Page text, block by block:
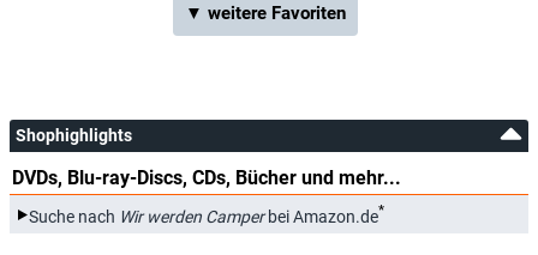
▼ weitere Favoriten
Shophighlights
DVDs, Blu-ray-Discs, CDs, Bücher und mehr...
Suche nach Wir werden Camperbei Amazon.de*